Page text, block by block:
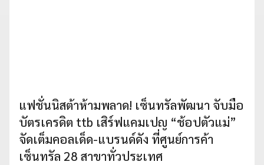
แฟชั่นนิสต้าห้ามพลาด! เซ็นทรัลพัฒนา จับมือ
บัตรเครดิต ttb เสิร์ฟแคมเปญ “ช้อปตัวแม่”
จัดเต็มคอลเด็ด-แบรนด์ดัง ที่ศูนย์การค้า
เซ็นทรัล 28 สาขาทั่วประเทศ